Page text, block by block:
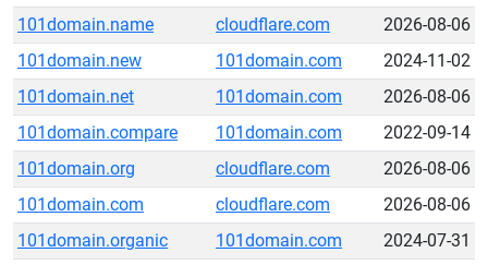
101domain.name
cloudflare.com
2026-08-06
101domain.new
101domain.com
2024-11-02
101domain.net
101domain.com
2026-08-06
101domain.compare
101domain.com
2022-09-14
101domain.org
cloudflare.com
2026-08-06
101domain.com
cloudflare.com
2026-08-06
101domain.organic
101domain.com
2024-07-31